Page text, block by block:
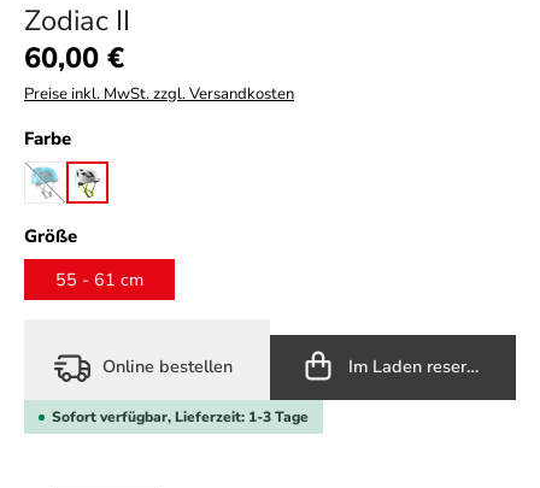
Zodiac II
Regulärer Preis:
60,00 €
Preise inkl. MwSt. zzgl. Versandkosten
Farbeauswählen
icemint
(Diese Option ist zurzeit nicht verfügbar.)
snow
Größeauswählen
55 - 61 cm
Online bestellen Im Laden reservieren
Sofort verfügbar, Lieferzeit: 1-3 Tage